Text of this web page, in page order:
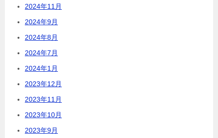
2024年11月
2024年9月
2024年8月
2024年7月
2024年1月
2023年12月
2023年11月
2023年10月
2023年9月